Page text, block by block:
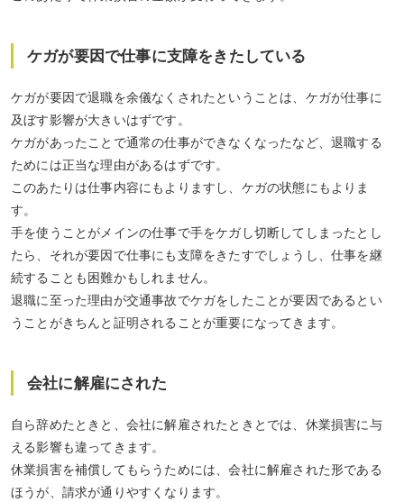
ケガが要因で仕事に支障をきたしている
ケガが要因で退職を余儀なくされたということは、ケガが仕事に
及ぼす影響が大きいはずです。
ケガがあったことで通常の仕事ができなくなったなど、退職する
ためには正当な理由があるはずです。
このあたりは仕事内容にもよりますし、ケガの状態にもよりま
す。
手を使うことがメインの仕事で手をケガし切断してしまったとし
たら、それが要因で仕事にも支障をきたすでしょうし、仕事を継
続することも困難かもしれません。
退職に至った理由が交通事故でケガをしたことが要因であるとい
うことがきちんと証明されることが重要になってきます。
会社に解雇にされた
自ら辞めたときと、会社に解雇されたときとでは、休業損害に与
える影響も違ってきます。
休業損害を補償してもらうためには、会社に解雇された形である
ほうが、請求が通りやすくなります。